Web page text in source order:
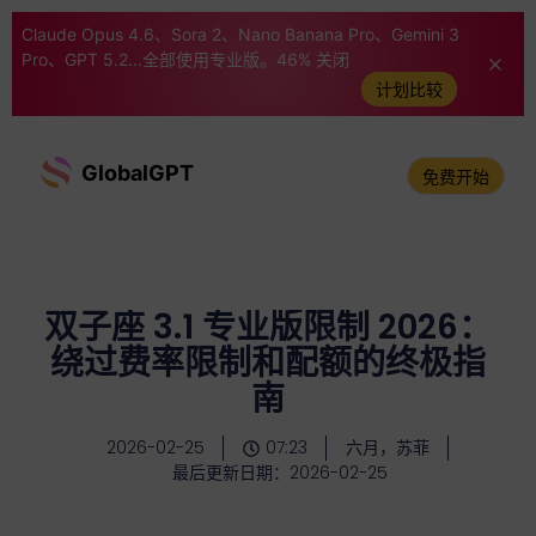
Claude Opus 4.6、Sora 2、Nano Banana Pro、Gemini 3
Pro、GPT 5.2...全部使用专业版。46% 关闭
计划比较
GlobalGPT 免费开始
双子座 3.1 专业版限制 2026：
绕过费率限制和配额的终极指
南
2026-02-25 07:23
六月，苏菲
最后更新日期：2026-02-25